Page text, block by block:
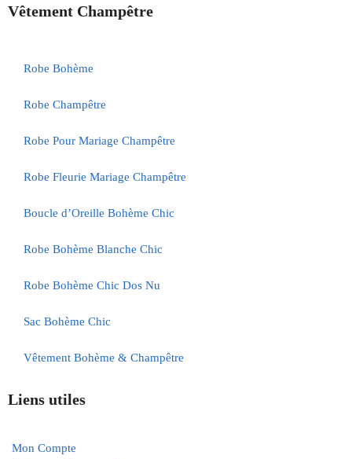
Vêtement Champêtre
Robe Bohème
Robe Champêtre
Robe Pour Mariage Champêtre
Robe Fleurie Mariage Champêtre
Boucle d’Oreille Bohème Chic
Robe Bohème Blanche Chic
Robe Bohème Chic Dos Nu
Sac Bohème Chic
Vêtement Bohème & Champêtre
Liens utiles
Mon Compte